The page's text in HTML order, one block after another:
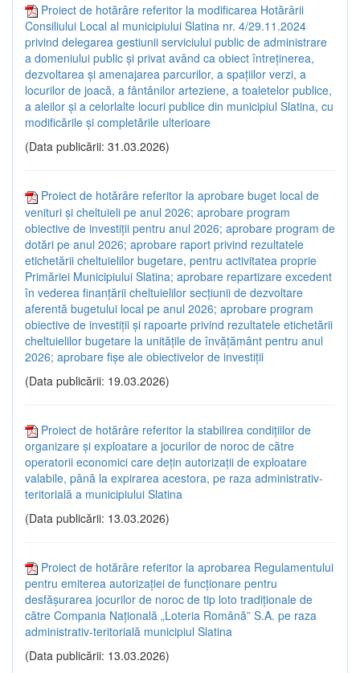
Proiect de hotărâre referitor la modificarea Hotărârii
Consiliului Local al municipiului Slatina nr. 4/29.11.2024
privind delegarea gestiunii serviciului public de administrare
a domeniului public și privat având ca obiect întreținerea,
dezvoltarea și amenajarea parcurilor, a spațiilor verzi, a
locurilor de joacă, a fântânilor arteziene, a toaletelor publice,
a aleilor și a celorlalte locuri publice din municipiul Slatina, cu
modificările și completările ulterioare
(Data publicării: 31.03.2026)
Proiect de hotărâre referitor la aprobare buget local de
venituri și cheltuieli pe anul 2026; aprobare program
obiective de investiții pentru anul 2026; aprobare program de
dotări pe anul 2026; aprobare raport privind rezultatele
etichetării cheltuielilor bugetare, pentru activitatea proprie
Primăriei Municipiului Slatina; aprobare repartizare excedent
în vederea finanțării cheltuielilor secțiunii de dezvoltare
aferentă bugetului local pe anul 2026; aprobare program
obiective de investiții și rapoarte privind rezultatele etichetării
cheltuielilor bugetare la unitățile de învățământ pentru anul
2026; aprobare fișe ale obiectivelor de investiții
(Data publicării: 19.03.2026)
Proiect de hotărâre referitor la stabilirea condițiilor de
organizare și exploatare a jocurilor de noroc de către
operatorii economici care dețin autorizații de exploatare
valabile, până la expirarea acestora, pe raza administrativ-
teritorială a municipiului Slatina
(Data publicării: 13.03.2026)
Proiect de hotărâre referitor la aprobarea Regulamentului
pentru emiterea autorizației de funcționare pentru
desfășurarea jocurilor de noroc de tip loto tradiționale de
către Compania Națională „Loteria Română” S.A. pe raza
administrativ-teritorială municipiul Slatina
(Data publicării: 13.03.2026)